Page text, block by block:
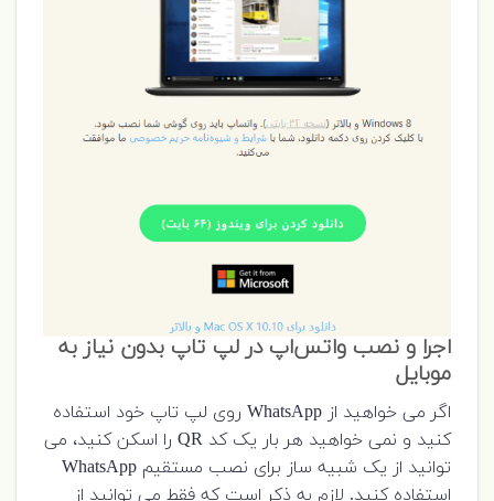
اجرا و نصب واتس‌اپ در لپ تاپ بدون نیاز به
موبایل
اگر می خواهید از WhatsApp روی لپ تاپ خود استفاده
کنید و نمی خواهید هر بار یک کد QR را اسکن کنید، می
توانید از یک شبیه ساز برای نصب مستقیم WhatsApp
استفاده کنید. لازم به ذکر است که فقط می توانید از